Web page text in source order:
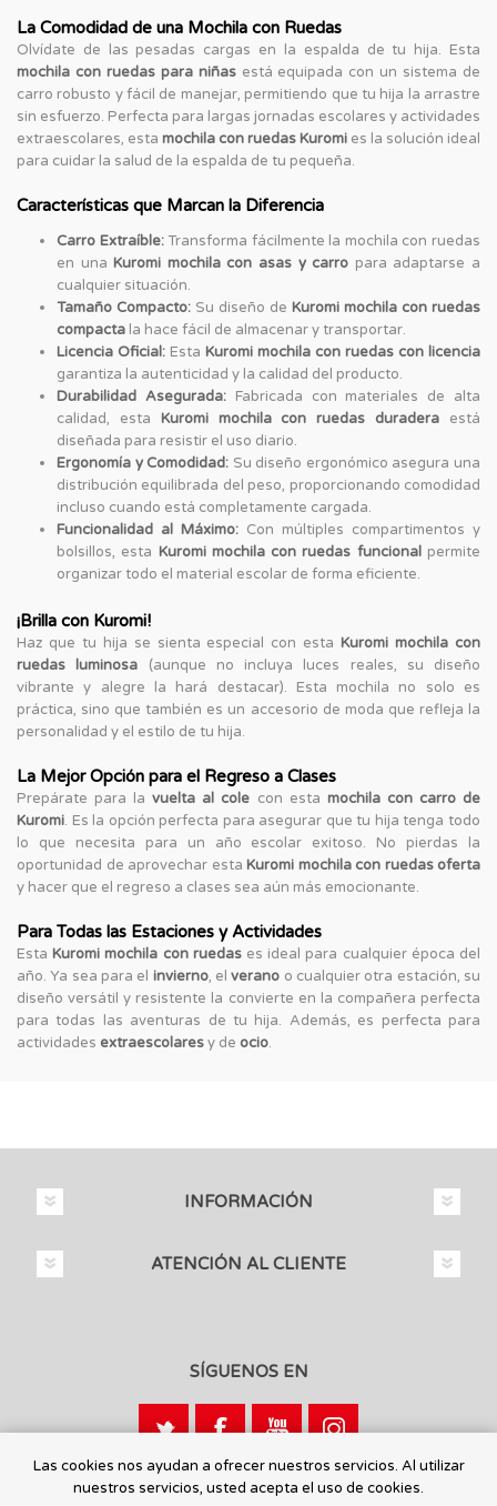
La Comodidad de una Mochila con Ruedas
Olvídate de las pesadas cargas en la espalda de tu hija. Esta
mochila con ruedas para niñasestá equipada con un sistema de
carro robusto y fácil de manejar, permitiendo que tu hija la arrastre
sin esfuerzo. Perfecta para largas jornadas escolares y actividades
extraescolares, esta mochila con ruedas Kuromi es la solución ideal
para cuidar la salud de la espalda de tu pequeña.
Características que Marcan la Diferencia
Carro Extraíble:Transforma fácilmente la mochila con ruedas
en unaKuromi mochila con asas y carro para adaptarse a
cualquier situación.
Tamaño Compacto: Su diseño de Kuromi mochila con ruedas
compacta la hace fácil de almacenar y transportar.
Licencia Oficial: Esta Kuromi mochila con ruedas con licencia
garantiza la autenticidad y la calidad del producto.
Durabilidad Asegurada:Fabricada con materiales de alta
calidad, esta Kuromi mochila con ruedas duradera está
diseñada para resistir el uso diario.
Ergonomía y Comodidad: Su diseño ergonómico asegura una
distribución equilibrada del peso, proporcionando comodidad
incluso cuando está completamente cargada.
Funcionalidad al Máximo: Con múltiples compartimentos y
bolsillos, esta Kuromi mochila con ruedas funcionalpermite
organizar todo el material escolar de forma eficiente.
¡Brilla con Kuromi!
Haz que tu hija se sienta especial con estaKuromi mochila con
ruedas luminosa (aunque no incluya luces reales, su diseño
vibrante y alegre la hará destacar). Esta mochila no solo es
práctica, sino que también es un accesorio de moda que refleja la
personalidad y el estilo de tu hija.
La Mejor Opción para el Regreso a Clases
Prepárate para lavuelta al cole con esta mochila con carro de
Kuromi. Es la opción perfecta para asegurar que tu hija tenga todo
lo que necesita para un año escolar exitoso. No pierdas la
oportunidad de aprovechar esta Kuromi mochila con ruedas oferta
y hacer que el regreso a clases sea aún más emocionante.
Para Todas las Estaciones y Actividades
EstaKuromi mochila con ruedases ideal para cualquier época del
año. Ya sea para el invierno, elverano o cualquier otra estación, su
diseño versátil y resistente la convierte en la compañera perfecta
para todas las aventuras de tu hija. Además, es perfecta para
actividades extraescolaresy de ocio.
INFORMACIÓN
ATENCIÓN AL CLIENTE
SÍGUENOS EN
Calle León, 1 - 03440 Ibi, Alicante
Las cookies nos ayudan a ofrecer nuestros servicios. Al utilizar
nuestros servicios, usted acepta el uso de cookies.